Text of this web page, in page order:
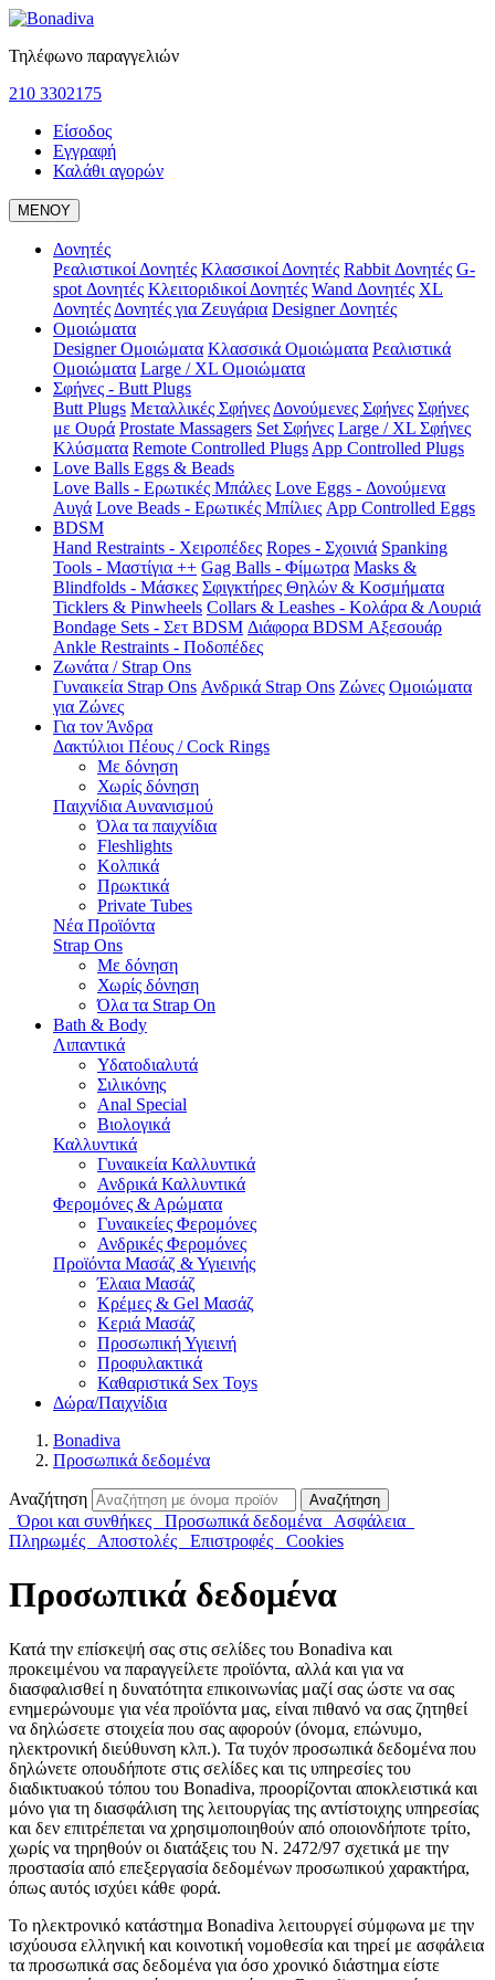
Τηλέφωνο παραγγελιών
210 3302175
Είσοδος
Εγγραφή
Καλάθι αγορών
ΜΕΝΟΥ
Δονητές
Ρεαλιστικοί Δονητές Κλασσικοί Δονητές Rabbit Δονητές G-
spot Δονητές Κλειτοριδικοί Δονητές Wand Δονητές XL
Δονητές Δονητές για Ζευγάρια Designer Δονητές
Ομοιώματα
Designer Ομοιώματα Κλασσικά Ομοιώματα Ρεαλιστικά
Ομοιώματα Large / XL Ομοιώματα
Σφήνες - Butt Plugs
Butt Plugs Μεταλλικές Σφήνες Δονούμενες Σφήνες Σφήνες
με Ουρά Prostate Massagers Set Σφήνες Large / XL Σφήνες
Κλύσματα Remote Controlled Plugs App Controlled Plugs
Love Balls Eggs & Beads
Love Balls - Ερωτικές Μπάλες Love Eggs - Δονούμενα
Αυγά Love Beads - Ερωτικές Μπίλιες App Controlled Eggs
BDSM
Hand Restraints - Χειροπέδες Ropes - Σχοινιά Spanking
Tools - Μαστίγια ++ Gag Balls - Φίμωτρα Masks &
Blindfolds - Μάσκες Σφιγκτήρες Θηλών & Κοσμήματα
Ticklers & Pinwheels Collars & Leashes - Κολάρα & Λουριά
Bondage Sets - Σετ BDSM Διάφορα BDSM Αξεσουάρ
Ankle Restraints - Ποδοπέδες
Ζωνάτα / Strap Ons
Γυναικεία Strap Ons Ανδρικά Strap Ons Ζώνες Ομοιώματα
για Ζώνες
Για τον Άνδρα
Δακτύλιοι Πέους / Cock Rings
Με δόνηση
Χωρίς δόνηση
Παιχνίδια Αυνανισμού
Όλα τα παιχνίδια
Fleshlights
Κολπικά
Πρωκτικά
Private Tubes
Νέα Προϊόντα
Strap Ons
Με δόνηση
Χωρίς δόνηση
Όλα τα Strap On
Bath & Body
Λιπαντικά
Υδατοδιαλυτά
Σιλικόνης
Anal Special
Βιολογικά
Καλλυντικά
Γυναικεία Καλλυντικά
Ανδρικά Καλλυντικά
Φερομόνες & Αρώματα
Γυναικείες Φερομόνες
Ανδρικές Φερομόνες
Προϊόντα Μασάζ & Υγιεινής
Έλαια Μασάζ
Κρέμες & Gel Μασάζ
Κεριά Μασάζ
Προσωπική Υγιεινή
Προφυλακτικά
Καθαριστικά Sex Toys
Δώρα/Παιχνίδια
Bonadiva
Προσωπικά δεδομένα
Αναζήτηση Αναζήτηση
Όροι και συνθήκες Προσωπικά δεδομένα
Ασφάλεια
Πληρωμές
Αποστολές Επιστροφές Cookies
Προσωπικά δεδομένα
Κατά την επίσκεψή σας στις σελίδες του Bonadiva και
προκειμένου να παραγγείλετε προϊόντα, αλλά και για να
διασφαλισθεί η δυνατότητα επικοινωνίας μαζί σας ώστε να σας
ενημερώνουμε για νέα προϊόντα μας, είναι πιθανό να σας ζητηθεί
να δηλώσετε στοιχεία που σας αφορούν (όνομα, επώνυμο,
ηλεκτρονική διεύθυνση κλπ.). Τα τυχόν προσωπικά δεδομένα που
δηλώνετε οπουδήποτε στις σελίδες και τις υπηρεσίες του
διαδικτυακού τόπου του Bonadiva, προορίζονται αποκλειστικά και
μόνο για τη διασφάλιση της λειτουργίας της αντίστοιχης υπηρεσίας
και δεν επιτρέπεται να χρησιμοποιηθούν από οποιονδήποτε τρίτο,
χωρίς να τηρηθούν οι διατάξεις του Ν. 2472/97 σχετικά με την
προστασία από επεξεργασία δεδομένων προσωπικού χαρακτήρα,
όπως αυτός ισχύει κάθε φορά.
Το ηλεκτρονικό κατάστημα Bonadiva λειτουργεί σύμφωνα με την
ισχύουσα ελληνική και κοινοτική νομοθεσία και τηρεί με ασφάλεια
τα προσωπικά σας δεδομένα για όσο χρονικό διάστημα είστε